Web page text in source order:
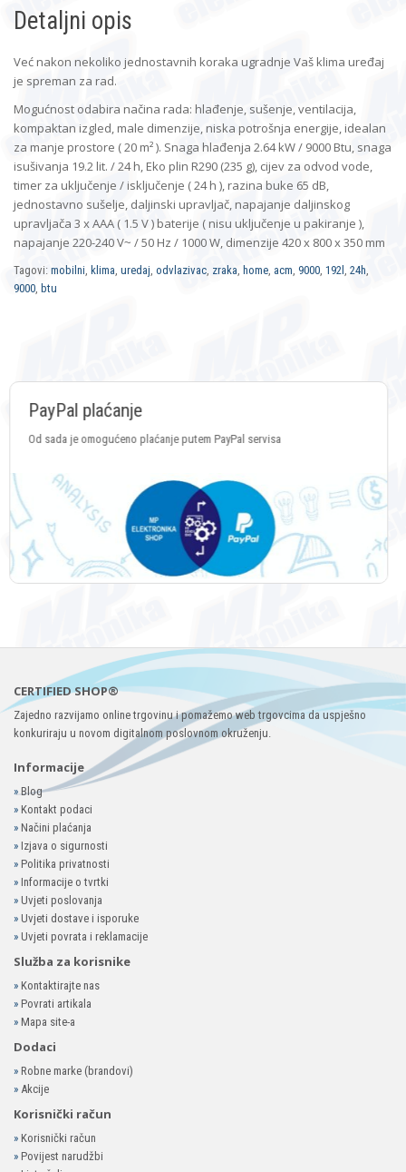
Detaljni opis
Već nakon nekoliko jednostavnih koraka ugradnje Vaš klima uređaj
je spreman za rad.
Mogućnost odabira načina rada: hlađenje, sušenje, ventilacija,
kompaktan izgled, male dimenzije, niska potrošnja energije, idealan
za manje prostore ( 20 m² ). Snaga hlađenja 2.64 kW / 9000 Btu, snaga
isušivanja 19.2 lit. / 24 h, Eko plin R290 (235 g), cijev za odvod vode,
timer za uključenje / isključenje ( 24 h ), razina buke 65 dB,
jednostavno sušelje, daljinski upravljač, napajanje daljinskog
upravljača 3 x AAA ( 1.5 V ) baterije ( nisu uključenje u pakiranje ),
napajanje 220-240 V~ / 50 Hz / 1000 W, dimenzije 420 x 800 x 350 mm
Tagovi: mobilni, klima, uredaj, odvlazivac, zraka, home, acm, 9000, 192l , 24h,
9000, btu
Plaćanje Crypto valutama
Plaćanje putem svih vrsta Crypto valuta
CERTIFIED SHOP®
Zajedno razvijamo online trgovinu i pomažemo web trgovcima da uspješno
konkuriraju u novom digitalnom poslovnom okruženju.
Informacije
»Blog
» Kontakt podaci
» Načini plaćanja
» Izjava o sigurnosti
» Politika privatnosti
» Informacije o tvrtki
» Uvjeti poslovanja
» Uvjeti dostave i isporuke
» Uvjeti povrata i reklamacije
Služba za korisnike
» Kontaktirajte nas
» Povrati artikala
» Mapa site-a
Dodaci
» Robne marke (brandovi)
» Akcije
Korisnički račun
» Korisnički račun
» Povijest narudžbi